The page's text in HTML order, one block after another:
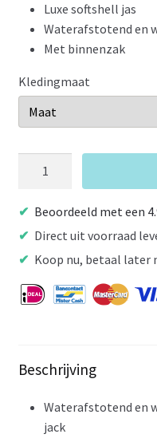
Luxe softshell jas
Waterafstotend en
Met binnenzak
Kledingmaat
aantal
Beoordeeld met een
Direct uit voorraad
Koop nu, betaal later
Beschrijving
Waterafstotend en
jack